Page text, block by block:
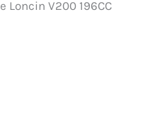
Loncin V200 196CC